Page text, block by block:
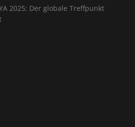
2025: Der globale Treffpunkt